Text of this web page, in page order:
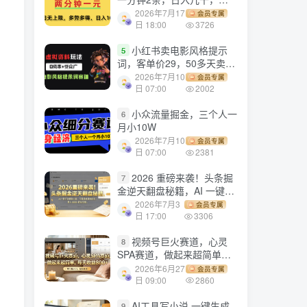
劳多得!2026年7月17
日 18:00
会员专属
3726
5 小红书卖电影风格提示
词，客单价29，50多天卖了
790单，小白直接抄作业！
2026年7月10
日 07:00
会员专属
2002
6 小众流量掘金，三个人一
月小10W
2026年7月10
日 07:00
会员专属
2381
7 2026 重磅来袭！头条掘
金逆天翻盘秘籍，AI 一键打
造爆款内容，只需简单复制
粘贴，日入 1000 + 轻松实
2026年7月3
日 17:00
会员专属
3306
8 视频号巨火赛道，心灵
SPA赛道，做起来超简单，
每天收益800+！
2026年6月27
日 09:00
会员专属
2860